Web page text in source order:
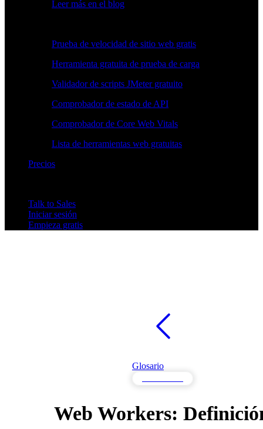
Leer más en el blog
Prueba de velocidad de sitio web gratis
Herramienta gratuita de prueba de carga
Validador de scripts JMeter gratuito
Comprobador de estado de API
Comprobador de Core Web Vitals
Lista de herramientas web gratuitas
Precios
Talk to Sales
Iniciar sesión
Empieza gratis
Glosario
Web Workers: